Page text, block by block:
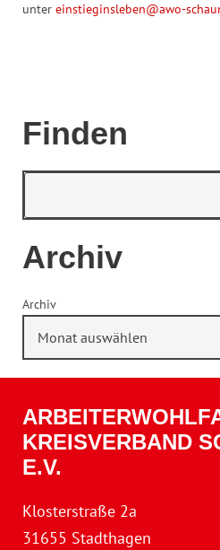
unter einstieginsleben@awo-
Finden
Archiv
Archiv
KREISVERBAND
E.V.
Klosterstraße 2a
31655 Stadthagen